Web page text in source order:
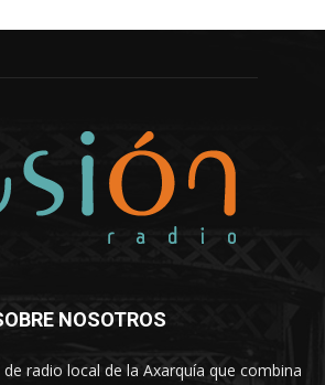
NOSOTROS
radio local de la Axarquía que combina